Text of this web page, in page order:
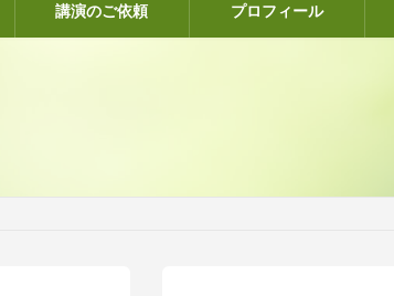
講演のご依頼 プロフィール